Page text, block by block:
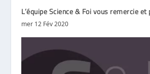
L’équipe Science & Foi vous remercie
mer 12 Fév 2020